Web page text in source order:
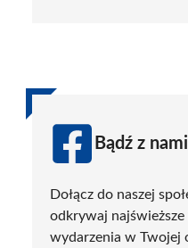
Bądź z
Dołącz do naszej
odkrywaj
wydarzenia w Twojej